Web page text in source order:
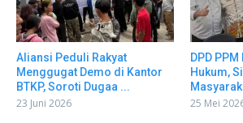
Aliansi Peduli Rakyat
Menggugat Demo di Kantor
BTKP, Soroti Dugaa ...
23 Juni 2026
DPD
Hukum,
25 Mei